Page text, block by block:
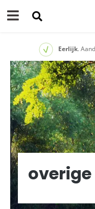
Eerlijk.
overige